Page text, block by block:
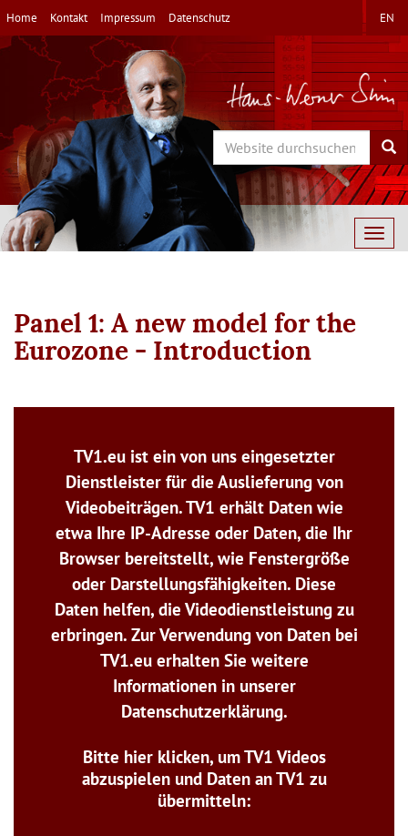
Direkt
zum
Inhalt
Home Kontakt Impressum Datenschutz EN
Search
Panel 1: A new model for the
Eurozone - Introduction
TV1.eu ist ein von uns eingesetzter
Dienstleister für die Auslieferung von
Videobeiträgen. TV1 erhält Daten wie
etwa Ihre IP-Adresse oder Daten, die Ihr
Browser bereitstellt, wie Fenstergröße
oder Darstellungsfähigkeiten. Diese
Daten helfen, die Videodienstleistung zu
erbringen. Zur Verwendung von Daten bei
TV1.eu erhalten Sie weitere
Informationen in unserer
Datenschutzerklärung.
Bitte hier klicken, um TV1 Videos
abzuspielen und Daten an TV1 zu
übermitteln: